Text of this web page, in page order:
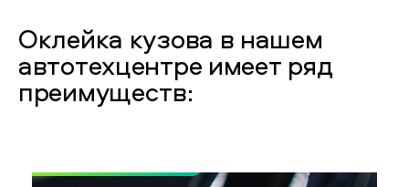
Оклейка кузова в нашем
автотехцентре имеет ряд
преимуществ: